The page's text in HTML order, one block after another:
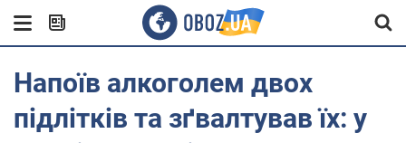
Напоїв алкоголем двох
підлітків та зґвалтував їх: у